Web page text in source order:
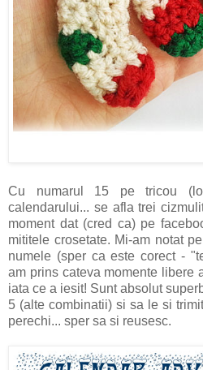
Cu numarul 15 pe tricou
calendarului... se afla trei
moment dat (cred ca) pe
mititele crosetate. Mi-am notat
numele (sper ca este corect -
am prins cateva momente libere
iata ce a iesit! Sunt absolut
5 (alte combinatii) si sa le si
perechi... sper sa si reusesc.